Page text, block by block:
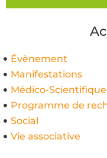
Évènement
Manifestations
Médico-Scientifique
Programme de
Social
Vie associative